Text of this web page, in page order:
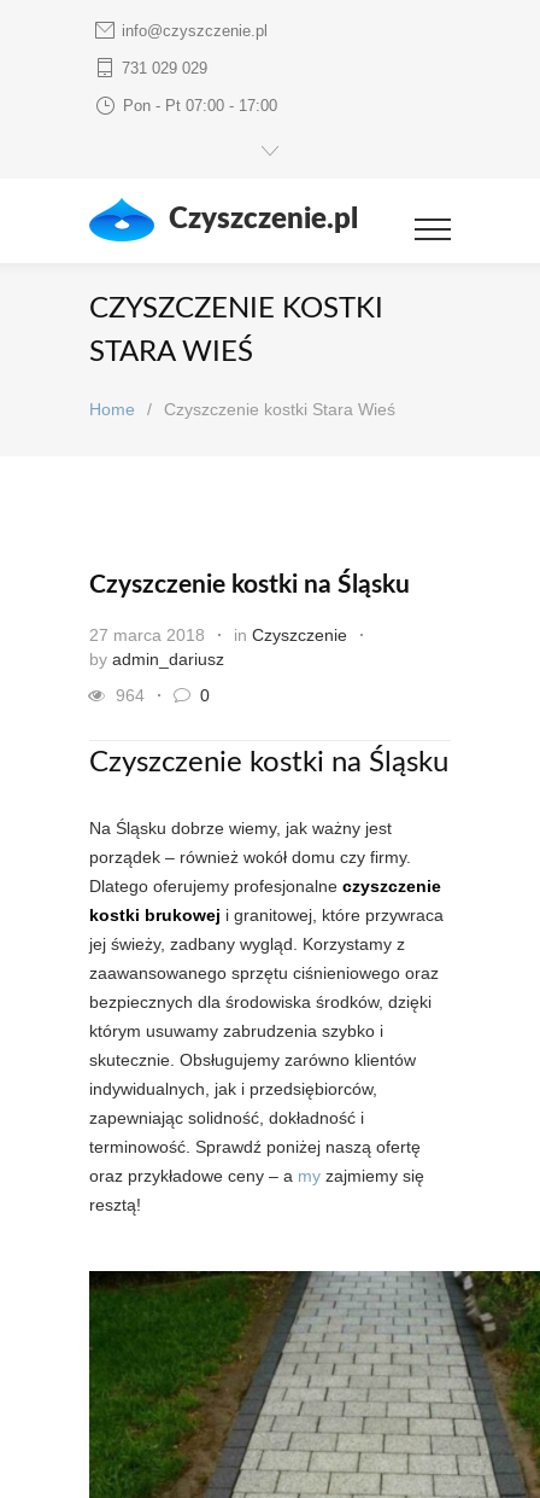
info@czyszczenie.pl
731 029 029
Pon - Pt 07:00 - 17:00
Czyszczenie.pl
CZYSZCZENIE KOSTKI
STARA WIEŚ
Home / Czyszczenie kostki Stara Wieś
Czyszczenie kostki na Śląsku
27 marca 2018 in Czyszczenie
by admin_dariusz
964
0
Czyszczenie kostki na Śląsku
Na Śląsku dobrze wiemy, jak ważny jest
porządek – również wokół domu czy firmy.
Dlatego oferujemy profesjonalne czyszczenie
kostki brukowej i granitowej, które przywraca
jej świeży, zadbany wygląd. Korzystamy z
zaawansowanego sprzętu ciśnieniowego oraz
bezpiecznych dla środowiska środków, dzięki
którym usuwamy zabrudzenia szybko i
skutecznie. Obsługujemy zarówno klientów
indywidualnych, jak i przedsiębiorców,
zapewniając solidność, dokładność i
terminowość. Sprawdź poniżej naszą ofertę
oraz przykładowe ceny – a my zajmiemy się
resztą!